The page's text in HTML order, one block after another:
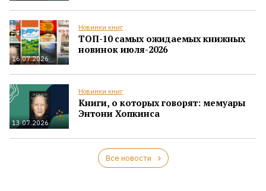
16.07.2026
Новинки книг
ТОП-10 самых ожидаемых книжных
новинок июля-2026
13.07.2026
Новинки книг
Книги, о которых говорят: мемуары
Энтони Хопкинса
Все новости